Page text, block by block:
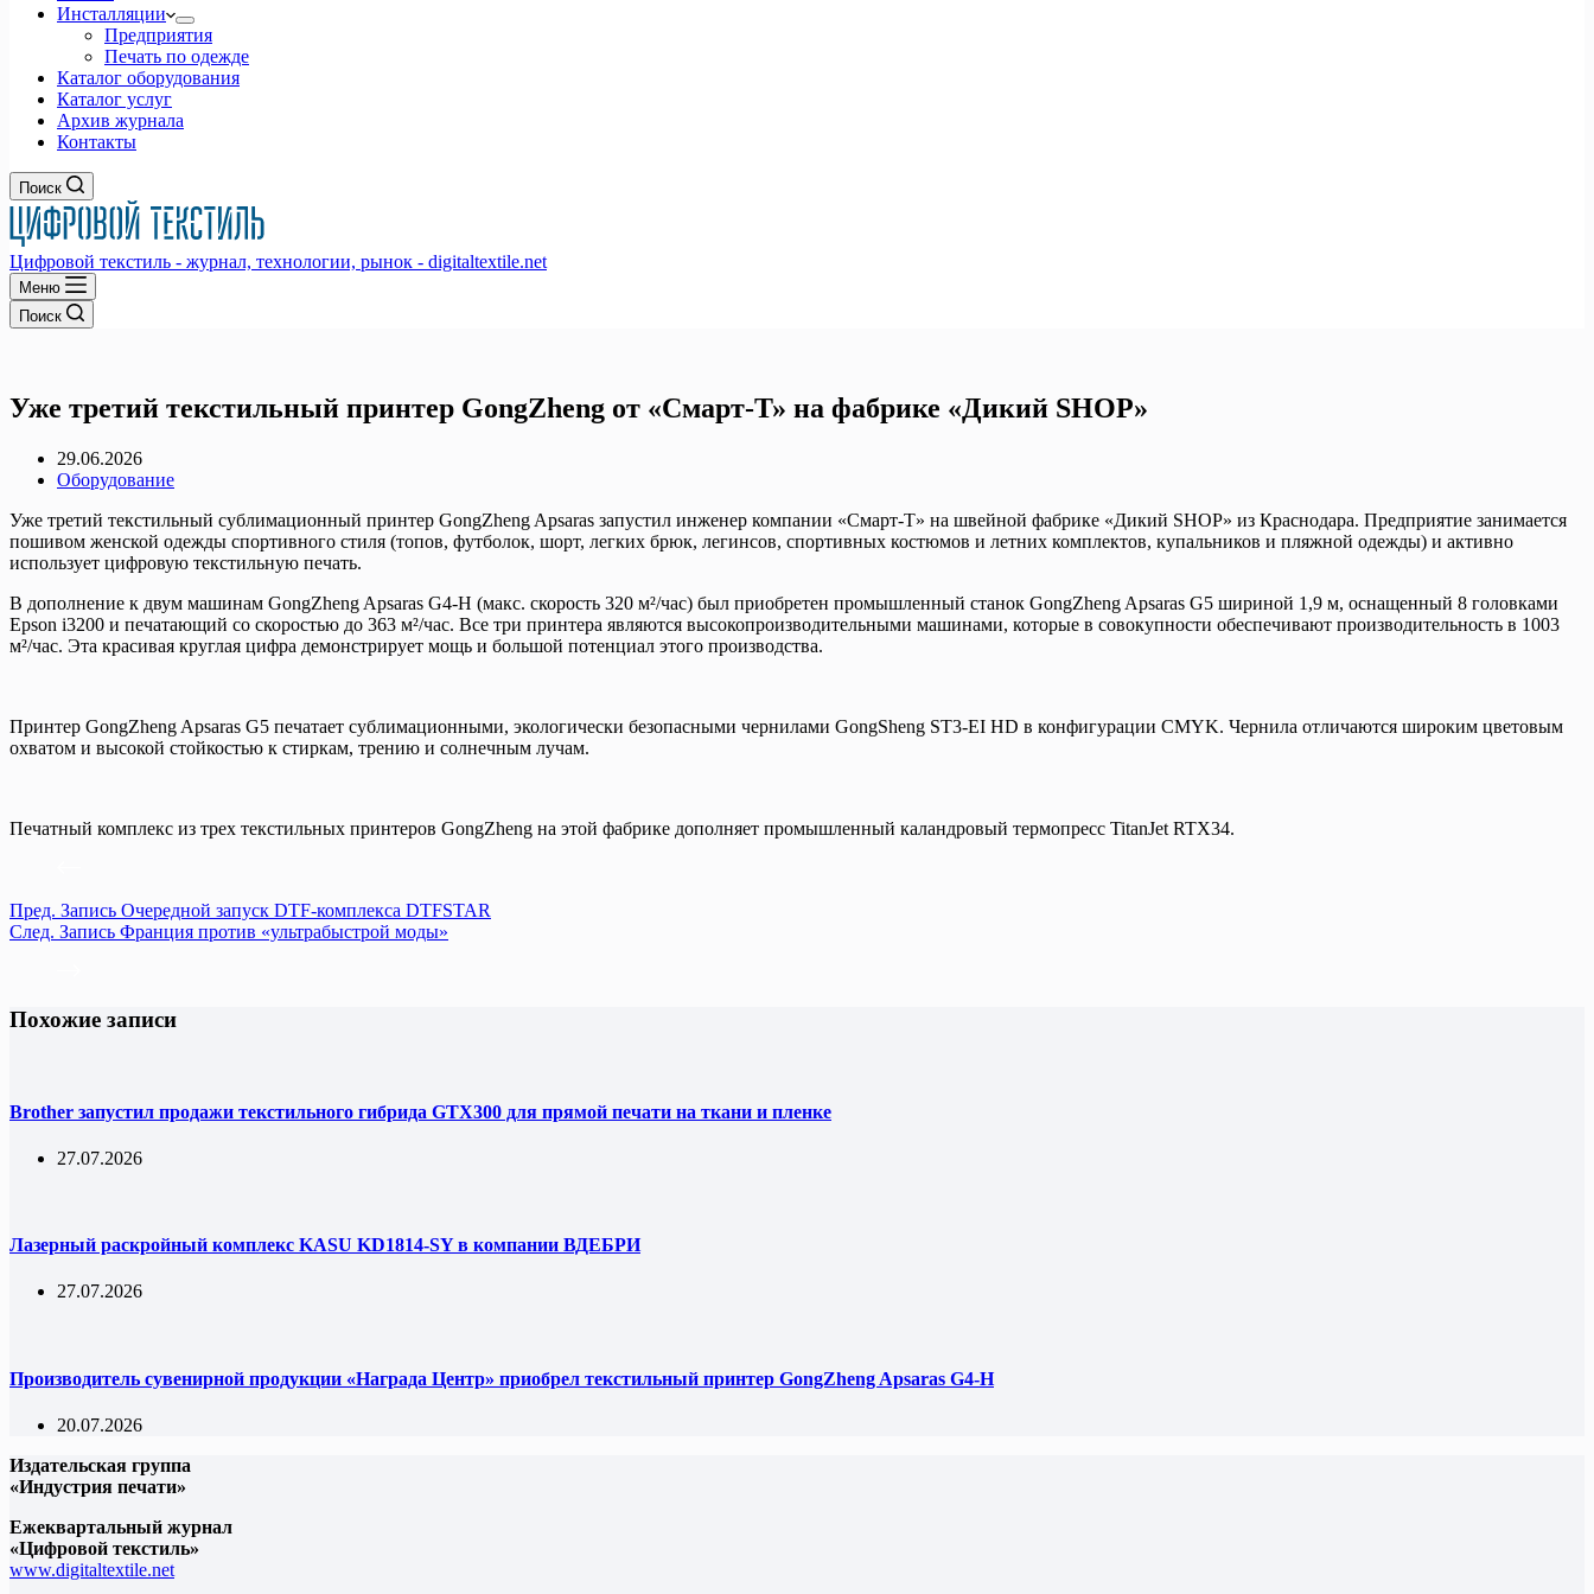
Инсталляции
Предприятия
Печать по одежде
Каталог оборудования
Каталог услуг
Архив журнала
Контакты
Поиск
Цифровой текстиль - журнал, технологии, рынок - digitaltextile.net
Меню
Поиск
Уже третий текстильный принтер GongZheng от «Смарт-Т» на фабрике «Дикий SHOP»
29.06.2026
Оборудование
Уже третий текстильный сублимационный принтер GongZheng Apsaras запустил инженер компании «Смарт-Т» на швейной фабрике «Дикий SHOP» из Краснодара. Предприятие занимается
пошивом женской одежды спортивного стиля (топов, футболок, шорт, легких брюк, легинсов, спортивных костюмов и летних комплектов, купальников и пляжной одежды) и активно
использует цифровую текстильную печать.
В дополнение к двум машинам GongZheng Apsaras G4-H (макс. скорость 320 м²/час) был приобретен промышленный станок GongZheng Apsaras G5 шириной 1,9 м, оснащенный 8 головками
Epson i3200 и печатающий со скоростью до 363 м²/час. Все три принтера являются высокопроизводительными машинами, которые в совокупности обеспечивают производительность в 1003
м²/час. Эта красивая круглая цифра демонстрирует мощь и большой потенциал этого производства.
Принтер GongZheng Apsaras G5 печатает сублимационными, экологически безопасными чернилами GongSheng ST3-EI HD в конфигурации CMYK. Чернила отличаются широким цветовым
охватом и высокой стойкостью к стиркам, трению и солнечным лучам.
Печатный комплекс из трех текстильных принтеров GongZheng на этой фабрике дополняет промышленный каландровый термопресс TitanJet RTX34.
Пред. Запись Очередной запуск DTF-комплекса DTFSTAR
След. Запись Франция против «ультрабыстрой моды»
Похожие записи
Brother запустил продажи текстильного гибрида GTX300 для прямой печати на ткани и пленке
27.07.2026
Лазерный раскройный комплекс KASU KD1814-SY в компании ВДЕБРИ
27.07.2026
Производитель сувенирной продукции «Награда Центр» приобрел текстильный принтер GongZheng Apsaras G4-H
20.07.2026
Издательская группа
«Индустрия печати»
Ежеквартальный журнал
«Цифровой текстиль»
www.digitaltextile.net